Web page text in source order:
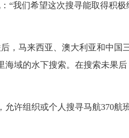
“我们希望这次搜寻能取得积
马来西亚、澳大利亚和中国
海域的水下搜索。在搜索未果
许组织或个人搜寻马航370航